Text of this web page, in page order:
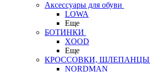
Аксессуары для обуви
LOWA
Еще
БОТИНКИ
XOOD
Еще
КРОССОВКИ, ШЛЕПАНЦЫ
NORDMAN